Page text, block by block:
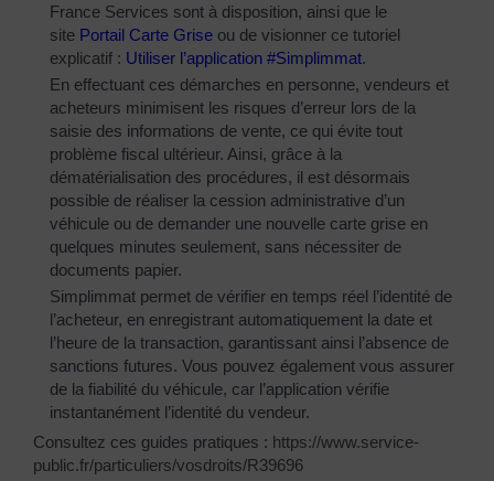
France Services sont à disposition, ainsi que le
site Portail Carte Grise ou de visionner ce tutoriel
explicatif : Utiliser l’application #Simplimmat.
En effectuant ces démarches en personne, vendeurs et
acheteurs minimisent les risques d’erreur lors de la
saisie des informations de vente, ce qui évite tout
problème fiscal ultérieur. Ainsi, grâce à la
dématérialisation des procédures, il est désormais
possible de réaliser la cession administrative d’un
véhicule ou de demander une nouvelle carte grise en
quelques minutes seulement, sans nécessiter de
documents papier.
Simplimmat permet de vérifier en temps réel l’identité de
l’acheteur, en enregistrant automatiquement la date et
l’heure de la transaction, garantissant ainsi l’absence de
sanctions futures. Vous pouvez également vous assurer
de la fiabilité du véhicule, car l’application vérifie
instantanément l’identité du vendeur.
Consultez ces guides pratiques : https://www.service-
public.fr/particuliers/vosdroits/R39696